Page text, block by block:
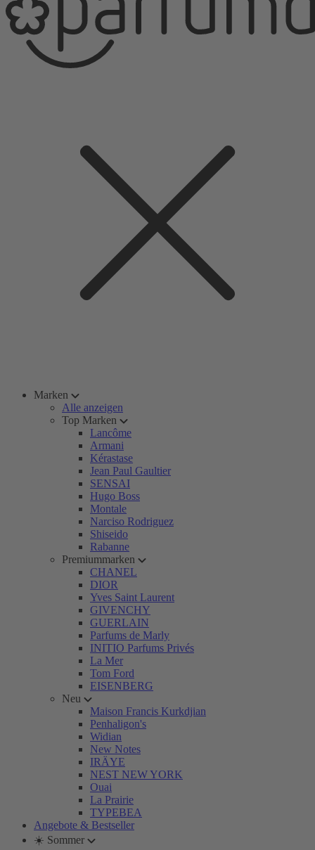
Marken
Alle anzeigen
Top Marken
Lancôme
Armani
Kérastase
Jean Paul Gaultier
SENSAI
Hugo Boss
Montale
Narciso Rodriguez
Shiseido
Rabanne
Premiummarken
CHANEL
DIOR
Yves Saint Laurent
GIVENCHY
GUERLAIN
Parfums de Marly
INITIO Parfums Privés
La Mer
Tom Ford
EISENBERG
Neu
Maison Francis Kurkdjian
Penhaligon's
Widian
New Notes
IRÄYE
NEST NEW YORK
Ouai
La Prairie
TYPEBEA
Angebote & Bestseller
☀️ Sommer